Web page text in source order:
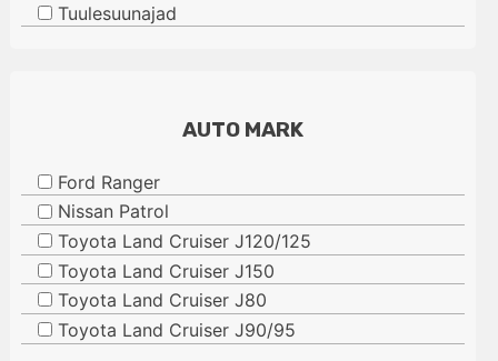
Tuulesuunajad
AUTO MARK
Ford Ranger
Nissan Patrol
Toyota Land Cruiser J120/125
Toyota Land Cruiser J150
Toyota Land Cruiser J80
Toyota Land Cruiser J90/95